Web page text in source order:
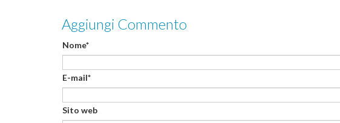
Aggiungi Commento
Nome*
E-mail*
Sito web